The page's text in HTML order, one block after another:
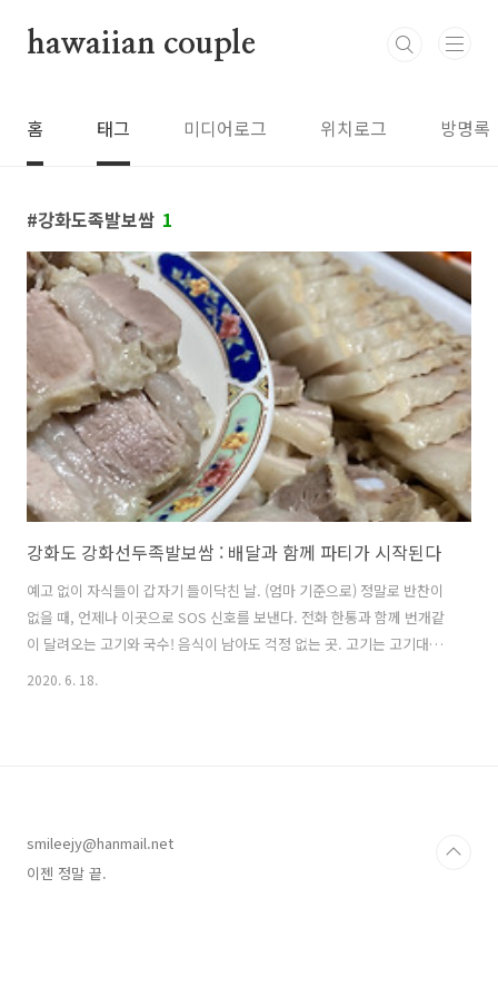
hawaiian couple
홈 태그 미디어로그 위치로그 방명록
강화도족발보쌈 1
강화도 강화선두족발보쌈 : 배달과 함께 파티가 시작된다
예고 없이 자식들이 갑자기 들이닥친 날. (엄마 기준으로) 정말로 반찬이
없을 때, 언제나 이곳으로 SOS 신호를 보낸다. 전화 한통과 함께 번개같
이 달려오는 고기와 국수! 음식이 남아도 걱정 없는 곳. 고기는 고기대로,
야채는 야채대로, 반찬은 반찬대로 너무나 맛있고 신선하기 때문에. 본점
2020. 6. 18.
smileejy@hanmail.net
이젠 정말 끝.